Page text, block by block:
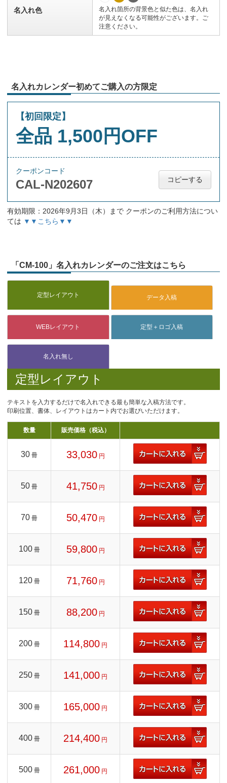
名入れ色
名入れ箇所の背景色と似た色は、名入れ
が見えなくなる可能性がございます。ご
注意ください。
名入れカレンダー初めてご購入の方限定
【初回限定】
全品 1,500円OFF
クーポンコード
CAL-N202607 コピーする
有効期限：2026年9月3日（木）まで クーポンのご利用方法につい
ては ▼▼こちら▼▼
「CM-100」名入れカレンダーのご注文はこちら
定型レイアウト
テキストを入力するだけで名入れできる最も簡単な入稿方法です。
印刷位置、書体、レイアウトはカート内でお選びいただけます。
数量 販売価格（税込）
30 冊 33,030 円
50 冊 41,750 円
70 冊 50,470 円
100 冊 59,800 円
120 冊 71,760 円
150 冊 88,200 円
200 冊 114,800 円
250 冊 141,000 円
300 冊 165,000 円
400 冊 214,400 円
500 冊 261,000 円